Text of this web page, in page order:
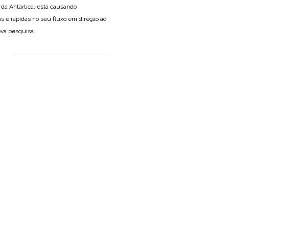
Antártica, está causando
e rápidas no seu fluxo em direção ao
pesquisa.